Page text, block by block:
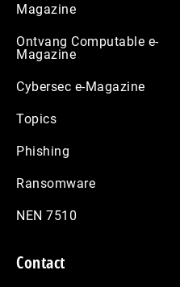
Magazine
Ontvang Computable e-
Magazine
Cybersec e-Magazine
Topics
Phishing
Ransomware
NEN 7510
Contact